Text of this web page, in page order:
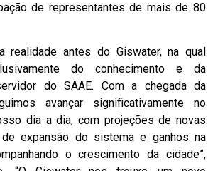
de representantes de mais de 80
realidade antes do Giswater, na qual
do conhecimento e da
do SAAE. Com a chegada da
avançar significativamente no
dia a dia, com projeções de novas
expansão do sistema e ganhos na
o crescimento da cidade”,